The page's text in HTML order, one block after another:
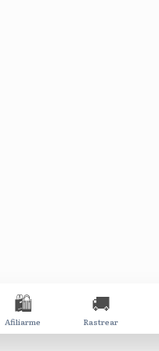
🛍️
Afiliarme
🚚
Rastrear